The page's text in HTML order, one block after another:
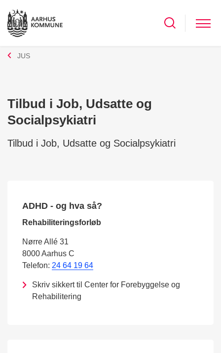
JUS
Tilbud i Job, Udsatte og
Socialpsykiatri
Tilbud i Job, Udsatte og Socialpsykiatri
ADHD - og hva så?
Rehabiliteringsforløb
Nørre Allé 31
8000 Aarhus C
Telefon: 24 64 19 64
Skriv sikkert til Center for Forebyggelse og
Rehabilitering